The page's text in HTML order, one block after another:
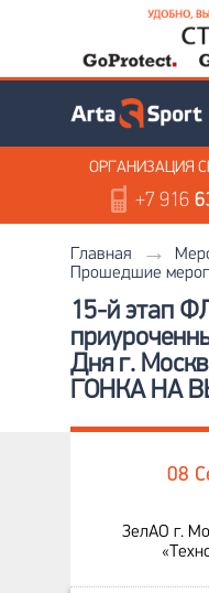
ОРГАНИЗАЦИЯ
+7 916
Главная
Прошедшие
15-й этап
Дня г.
ГОНКА НА
08
ЗелАО г.